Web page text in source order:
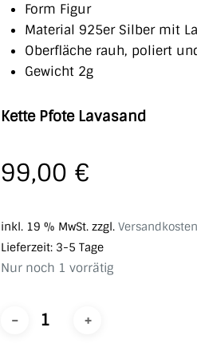
Form Figur
Material 925er Silber mit
Oberfläche rauh, poliert
Gewicht 2g
Kette Pfote Lavasand
99,00 €
inkl. 19 % MwSt. zzgl. Versandkosten
Lieferzeit: 3-5 Tage
Nur noch 1 vorrätig